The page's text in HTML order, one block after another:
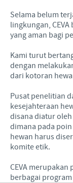
Selama belum
lingkungan,
yang aman bagi
Kami turut
dengan
dari kotoran
Pusat penelitian
kesejahteraan
disana diatur
dimana pada
hewan harus
komite etik.
CEVA
berbagai